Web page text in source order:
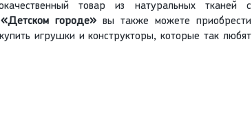
товар из натуральных тканей с
городе» вы также можете приобрести
игрушки и конструкторы, которые так любят